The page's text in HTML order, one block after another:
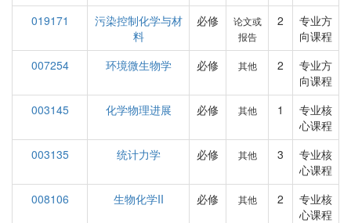
019171
污染控制化学与材
料
必修
论文或
报告
2
专业方
向课程
007254
环境微生物学 必修 其他 2
专业方
向课程
003145
化学物理进展 必修 其他 1
专业核
心课程
003135
统计力学 必修 其他 3
专业核
心课程
008106
生物化学II 必修 其他 2
专业核
心课程